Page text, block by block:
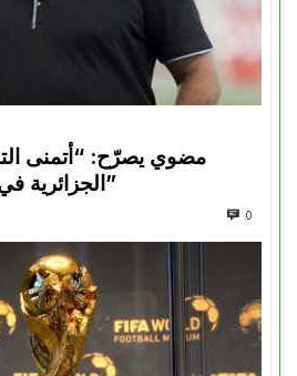
مضوي يصرّح: “أتمنى
الجزائرية في المسابقات القارية”
0